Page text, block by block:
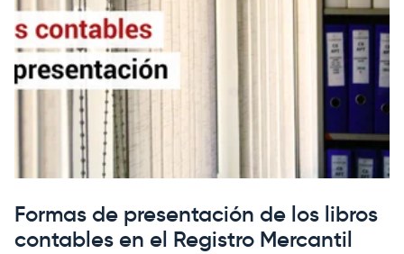
Formas de presentación de los libros
contables en el Registro Mercantil